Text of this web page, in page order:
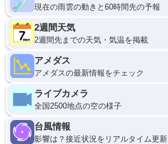
現在の雨雲の動きと60時間先の予報
2週間天気
2週間先までの天気・気温を掲載
アメダス
アメダスの最新情報をチェック
ライブカメラ
全国2500地点の空の様子
台風情報
影響は？接近状況をリアルタイム更新